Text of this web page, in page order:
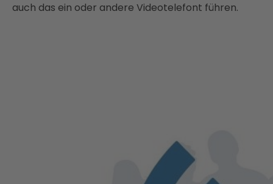
auch das ein oder andere Videotelefont führen.